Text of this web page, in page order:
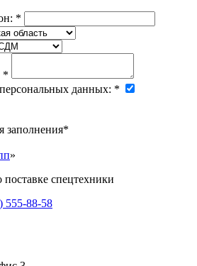
*
*
данных: *
заполнения*
»
спецтехники
555-88-58